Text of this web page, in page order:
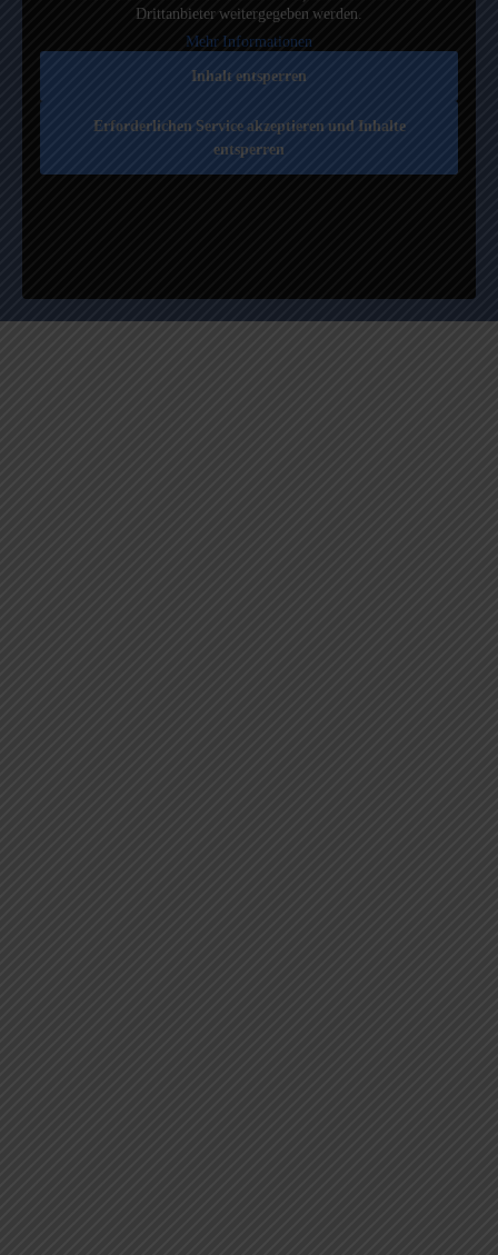
Drittanbieter weitergegeben werden.
Mehr Informationen
Inhalt entsperren
Erforderlichen Service akzeptieren und Inhalte
entsperren